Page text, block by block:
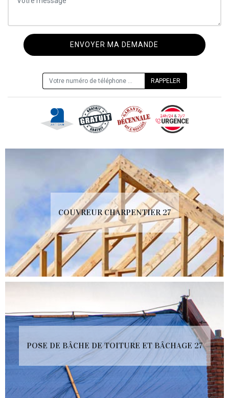
COUVREUR CHARPENTIER 27
POSE DE BÂCHE DE TOITURE ET BÂCHAGE 27